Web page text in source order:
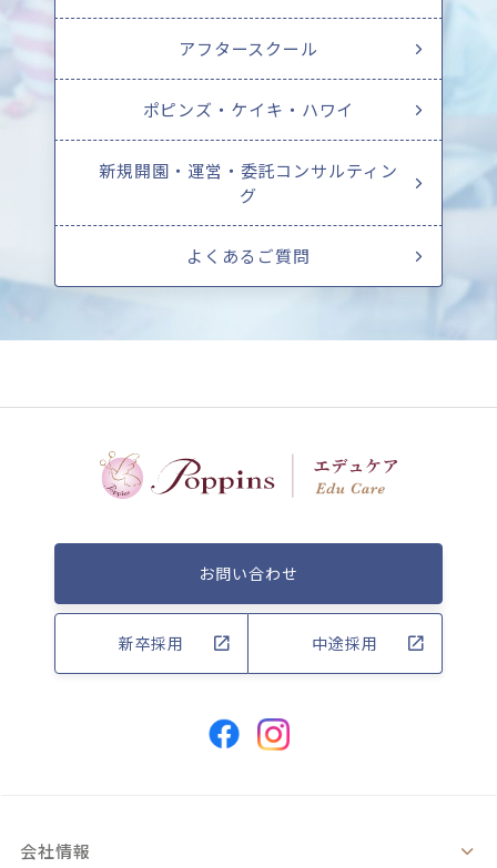
アフタースクール
ポピンズ・ケイキ・ハワイ
新規開園・運営・委託コンサルティン
グ
よくあるご質問
お問い合わせ
新卒採用 中途採用
会社情報